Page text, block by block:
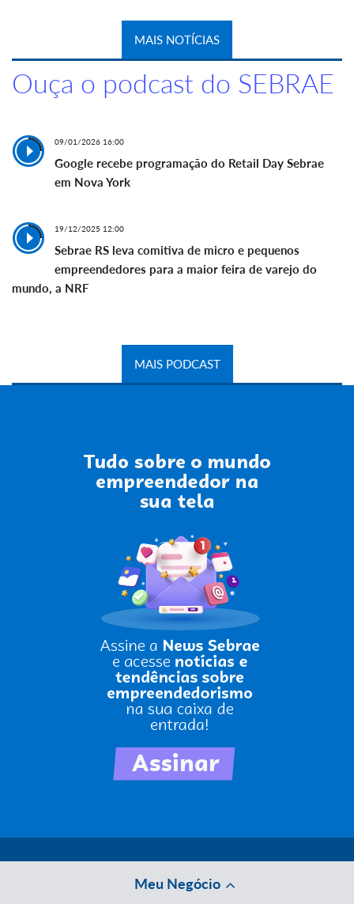
MAIS NOTÍCIAS
Ouça o podcast do SEBRAE
09/01/2026 16:00
Google recebe programação do Retail Day Sebrae
em Nova York
19/12/2025 12:00
Sebrae RS leva comitiva de micro e pequenos
empreendedores para a maior feira de varejo do
mundo, a NRF
MAIS PODCAST
Meu Negócio